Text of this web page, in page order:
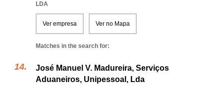
LDA
Ver empresa Ver no Mapa
Matches in the search for:
José Manuel V. Madureira, Serviços
Aduaneiros, Unipessoal, Lda